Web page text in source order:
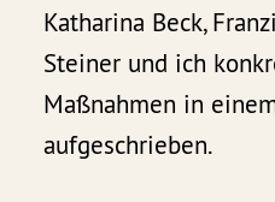
Katharina Beck,
Steiner und ich
Maßnahmen in
aufgeschrieben.